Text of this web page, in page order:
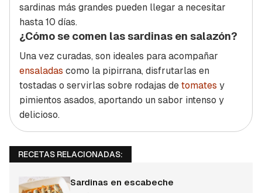
sardinas más grandes pueden llegar a necesitar
hasta 10 días.
¿Cómo se comen las sardinas en salazón?
Una vez curadas, son ideales para acompañar
ensaladas como la pipirrana, disfrutarlas en
tostadas o servirlas sobre rodajas detomates y
pimientos asados, aportando un sabor intenso y
delicioso.
RECETAS RELACIONADAS:
Sardinas en escabeche